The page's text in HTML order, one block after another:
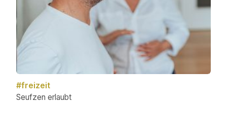
#freizeit
Seufzen erlaubt